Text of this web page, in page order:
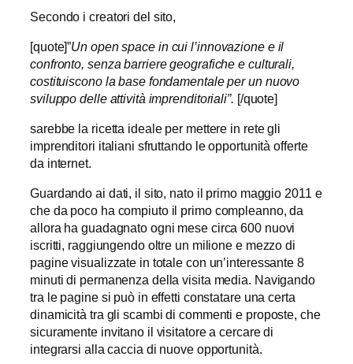
Secondo i creatori del sito,
[quote]”Un open space in cui l’innovazione e il
confronto, senza barriere geografiche e culturali,
costituiscono la base fondamentale per un nuovo
sviluppo delle attività imprenditoriali”. [/quote]
sarebbe la ricetta ideale per mettere in rete gli
imprenditori italiani sfruttando le opportunità offerte
da internet.
Guardando ai dati, il sito, nato il primo maggio 2011 e
che da poco ha compiuto il primo compleanno, da
allora ha guadagnato ogni mese circa 600 nuovi
iscritti, raggiungendo oltre un milione e mezzo di
pagine visualizzate in totale con un’interessante 8
minuti di permanenza della visita media. Navigando
tra le pagine si può in effetti constatare una certa
dinamicità tra gli scambi di commenti e proposte, che
sicuramente invitano il visitatore a cercare di
integrarsi alla caccia di nuove opportunità.